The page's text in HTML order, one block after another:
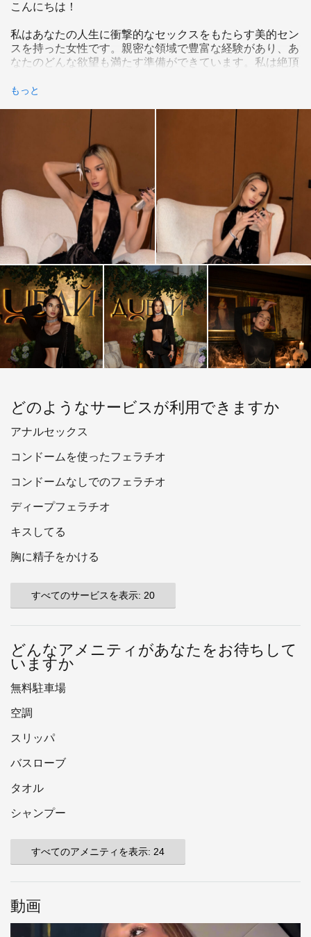
こんにちは！
私はあなたの人生に衝撃的なセックスをもたらす美的セン
スを持った女性です。親密な領域で豊富な経験があり、あ
なたのどんな欲望も満たす準備ができています。私は絶頂
もこなせますし、初心者の方とのセッション経験も豊富で
ています。ライブセックスへの移行も検討中です。ご予約
はTelegram、WhatsApp、またはMAXをご利用ください。
プライベートチャンネルは10,000ルーブルで、ポルノ写真
とビデオ（永久アクセス）が含まれます！
お会いできるのは、シュミトフスキー通り39番地、2号棟
にある「ヘッドライナー」レジデンスです。
出張サービスはいつでも承ります（前払いが必要です）。
海外出張も可能です。400,000ルーブルからのご予算で、
私が同行することもできます。
もっと
どのようなサービスが利用できますか
アナルセックス
コンドームを使ったフェラチオ
コンドームなしでのフェラチオ
ディープフェラチオ
キスしてる
胸に精子をかける
すべてのサービスを表示: 20
どんなアメニティがあなたをお待ちして
いますか
無料駐車場
空調
スリッパ
バスローブ
タオル
シャンプー
すべてのアメニティを表示: 24
動画